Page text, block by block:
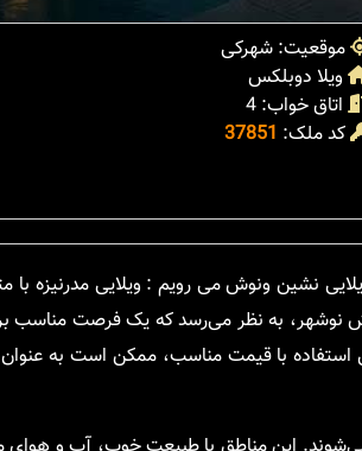
موقعیت: شهرکی
ویلا دوبلکس
اتاق خواب: 4
کد ملک: 37851
با نگهبانی 24 ساعته در روستای ونوش نوشهر، به نظر می‌رسد که
استفاده با قیمت مناسب، ممکن است به